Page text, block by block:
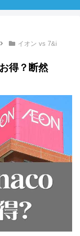
イオン vs 7&i
得？断然